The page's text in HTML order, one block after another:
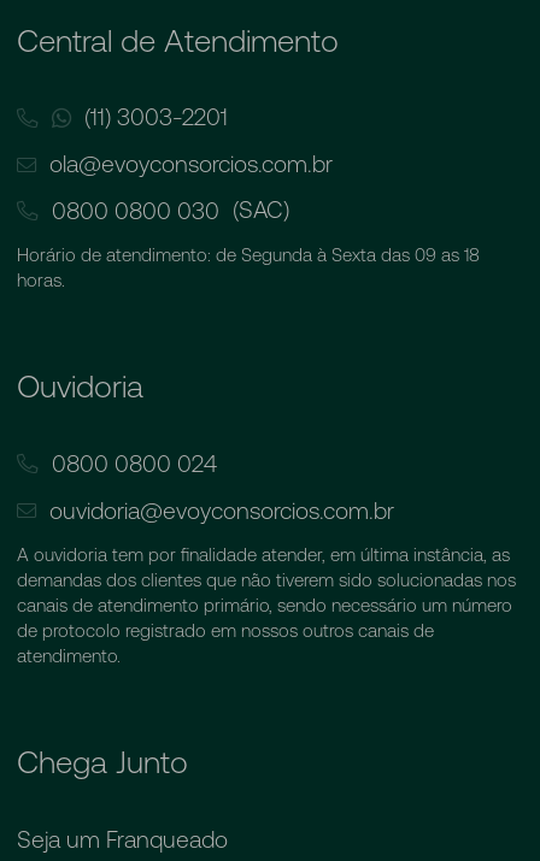
Central de Atendimento
(11) 3003-2201
ola@evoyconsorcios.com.br
0800 0800 030 (SAC)
Horário de atendimento: de Segunda à Sexta das 09 as 18
horas.
Ouvidoria
0800 0800 024
ouvidoria@evoyconsorcios.com.br
A ouvidoria tem por finalidade atender, em última instância, as
demandas dos clientes que não tiverem sido solucionadas nos
canais de atendimento primário, sendo necessário um número
de protocolo registrado em nossos outros canais de
atendimento.
Chega Junto
Seja um Franqueado